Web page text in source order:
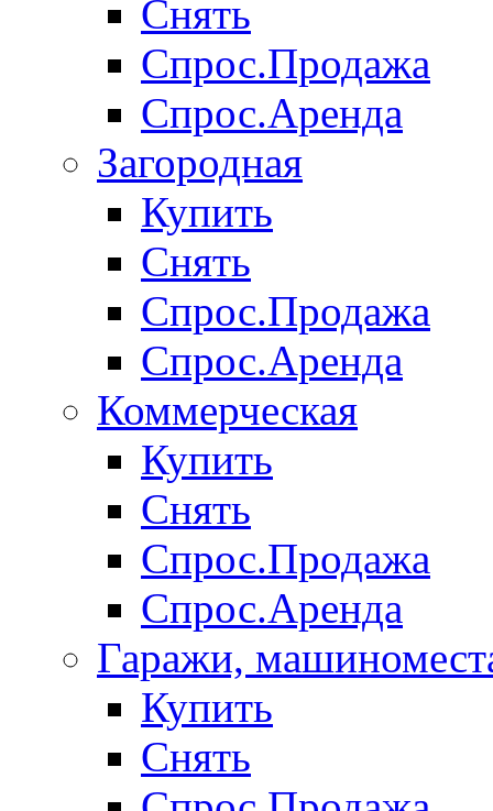
Снять
Спрос.Продажа
Спрос.Аренда
Загородная
Купить
Снять
Спрос.Продажа
Спрос.Аренда
Коммерческая
Купить
Снять
Спрос.Продажа
Спрос.Аренда
Гаражи,
Купить
Снять